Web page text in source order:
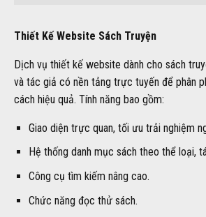
Thiết Kế Website Sách Truyện
Dịch vụ thiết kế website dành cho sách
và tác giả có nền tảng trực tuyến để phân
cách hiệu quả. Tính năng bao gồm:
Giao diện trực quan, tối ưu trải nghiệm
Hệ thống danh mục sách theo thể loại,
Công cụ tìm kiếm nâng cao.
Chức năng đọc thử sách.